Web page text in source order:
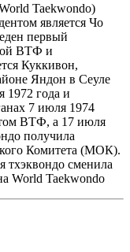
Taekwondo)
является Чо
первый
ВТФ и
Куккивон,
Яндон в Сеуле
1972 года и
7 июля 1974
ВТФ, а 17 июля
получила
Комитета (МОК).
тхэквондо сменила
World Taekwondo